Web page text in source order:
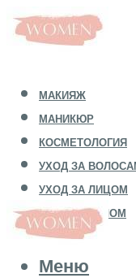
МАКИЯЖ
МАНИКЮР
КОСМЕТОЛОГИЯ
УХОД ЗА
УХОД ЗА ЛИЦОМ
УХОД ЗА ТЕЛОМ
Меню